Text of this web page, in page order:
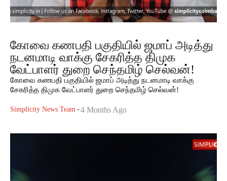
கோவை கணபதி பகுதியில் ஜமாப் அடித்து
நடனமாடி வாக்கு சேகரித்த திமுக
வேட்பாளர் துறை செந்தமிழ் செல்வன்!
கோவை கணபதி பகுதியில் ஜமாப் அடித்து நடனமாடி வாக்கு
சேகரித்த திமுக வேட்பாளர் துறை செந்தமிழ் செல்வன்!
Simplicity News Team - 4 Months Ago